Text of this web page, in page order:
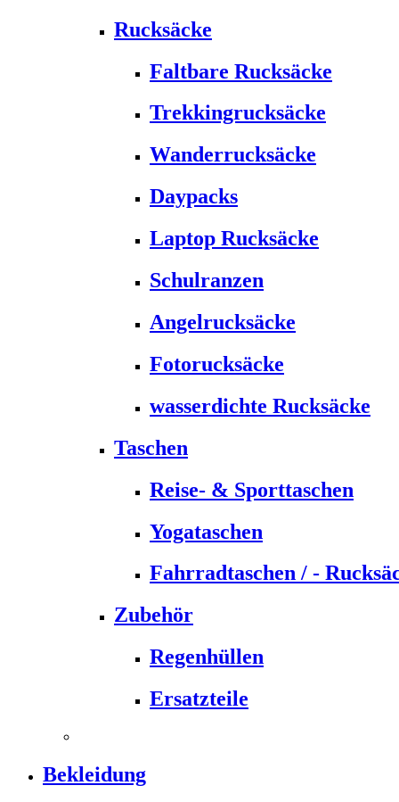
Rucksäcke
Faltbare Rucksäcke
Trekkingrucksäcke
Wanderrucksäcke
Daypacks
Laptop Rucksäcke
Schulranzen
Angelrucksäcke
Fotorucksäcke
wasserdichte Rucksäcke
Taschen
Reise- & Sporttaschen
Yogataschen
Fahrradtaschen / -
Zubehör
Regenhüllen
Ersatzteile
Bekleidung